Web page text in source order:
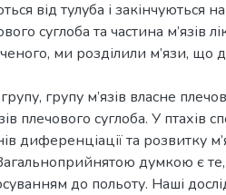
від тулуба і закінчуються на
суглоба та частина м’язів
ми розділили м’язи, що
групу м’язів власне
плечового суглоба. У птахів
диференціації та розвитку
думкою є те,
до польоту. Наші